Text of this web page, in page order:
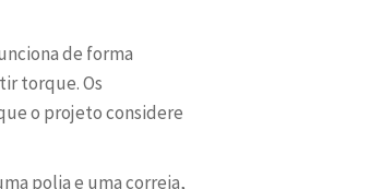
de forma
torque. Os
o projeto considere
polia e uma correia,